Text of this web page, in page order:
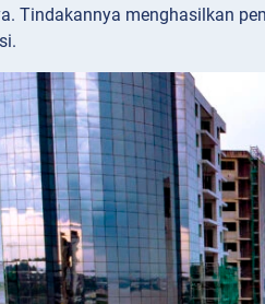
Tindakannya menghasilkan